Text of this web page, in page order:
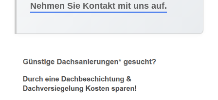
Nehmen Sie Kontakt mit uns auf.